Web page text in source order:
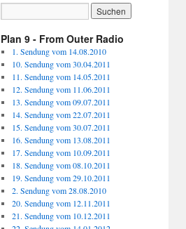
Plan 9 - From Outer Radio
1. Sendung vom 14.08.2010
10. Sendung vom 30.04.2011
11. Sendung vom 14.05.2011
12. Sendung vom 11.06.2011
13. Sendung vom 09.07.2011
14. Sendung vom 22.07.2011
15. Sendung vom 30.07.2011
16. Sendung vom 13.08.2011
17. Sendung vom 10.09.2011
18. Sendung vom 08.10.2011
19. Sendung vom 29.10.2011
2. Sendung vom 28.08.2010
20. Sendung vom 12.11.2011
21. Sendung vom 10.12.2011